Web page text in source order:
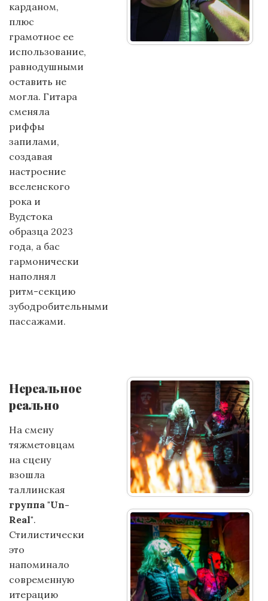
карданом,
плюс
грамотное ее
использование,
равнодушными
оставить не
могла. Гитара
сменяла
риффы
запилами,
создавая
настроение
вселенского
рока и
Вудстока
образца 2023
года, а бас
гармонически
наполнял
ритм-секцию
зубодробительными
пассажами.
Нереальное
реально
На смену
тяжметовцам
на сцену
взошла
таллинская
группа "Un-
Real".
Стилистически
это
напоминало
современную
итерацию